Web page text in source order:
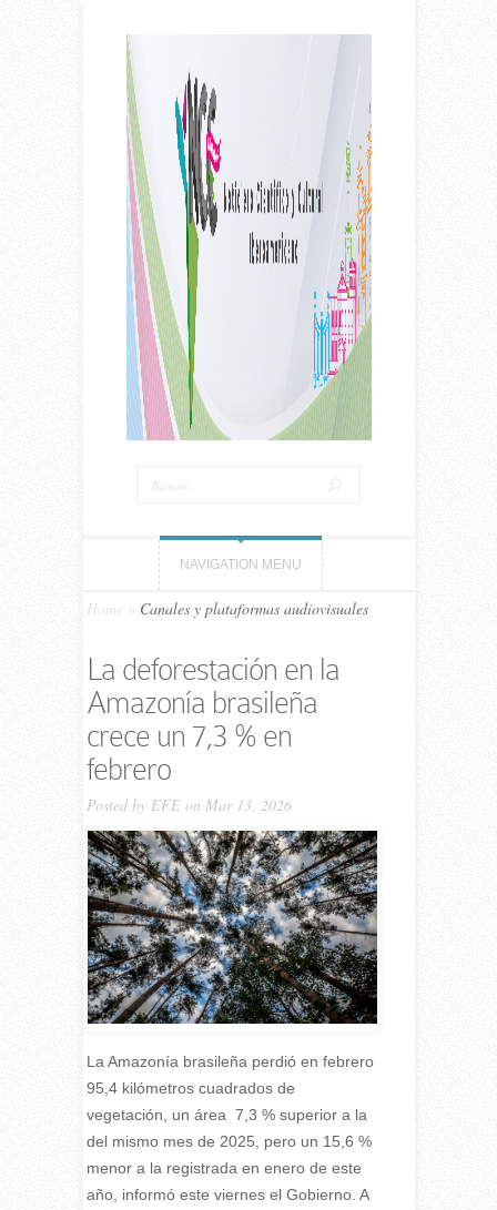
NAVIGATION MENU
Home Canales y plataformas audiovisuales
La deforestación en la
Amazonía brasileña
crece un 7,3 % en
febrero
Posted by EFEon Mar 13, 2026
La Amazonía brasileña perdió en febrero
95,4 kilómetros cuadrados de
vegetación, un área 7,3 % superior a la
del mismo mes de 2025, pero un 15,6 %
menor a la registrada en enero de este
año, informó este viernes el Gobierno. A